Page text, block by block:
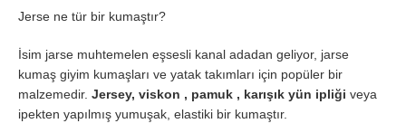
Jerse ne tür bir kumaştır?
İsim jarse muhtemelen eşsesli kanal adadan geliyor, jarse
kumaş giyim kumaşları ve yatak takımları için popüler bir
malzemedir. Jersey, viskon , pamuk , karışık yün ipliği veya
ipekten yapılmış yumuşak, elastiki bir kumaştır.